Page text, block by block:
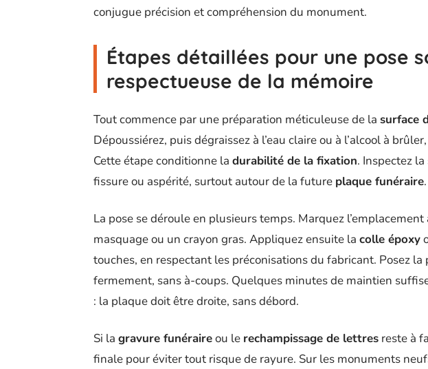
conjugue précision et compréhension du monument.
Étapes détaillées pour une pose
respectueuse de la mémoire
Tout commence par une préparation méticuleuse de la surface
Dépoussiérez, puis dégraissez à l’eau claire ou à l’alcool à
Cette étape conditionne la durabilité de la fixation. Inspectez
fissure ou aspérité, surtout autour de la future plaque funéraire.
La pose se déroule en plusieurs temps. Marquez
masquage ou un crayon gras. Appliquez ensuite la colle époxy
touches, en respectant les préconisations du fabricant. Posez
fermement, sans à-coups. Quelques minutes de maintien
: la plaque doit être droite, sans débord.
Si la gravure funéraireou le rechampissage de lettres reste à
finale pour éviter tout risque de rayure. Sur les monuments